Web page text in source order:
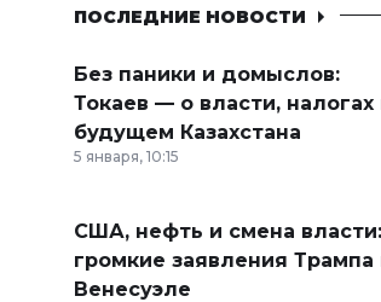
ПОСЛЕДНИЕ НОВОСТИ
Без паники и домыслов:
Токаев — о власти, налогах
будущем Казахстана
5 января, 10:15
США, нефть и смена власти:
громкие заявления Трампа
Венесуэле